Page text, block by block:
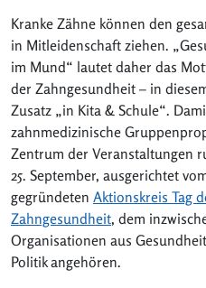
Kranke Zähne können den
in Mitleidenschaft ziehen.
im Mund“ lautet daher das
der Zahngesundheit – in
Zusatz „in Kita & Schule“.
zahnmedizinische
Zentrum der Veranstaltungen
25. September, ausgerichtet
gegründeten Aktionskreis Tag
Zahngesundheit, dem
Organisationen aus
Politik angehören.